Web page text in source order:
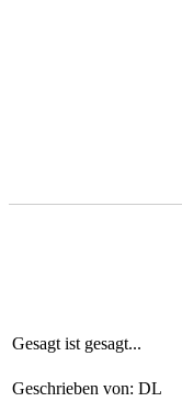
Gesagt ist gesagt...
Geschrieben von: DL